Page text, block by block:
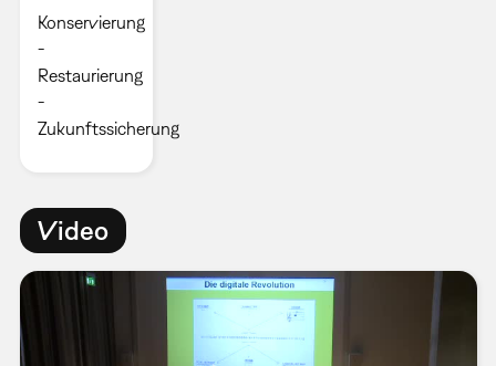
Konservierung
-
Restaurierung
-
Zukunftssicherung
Video